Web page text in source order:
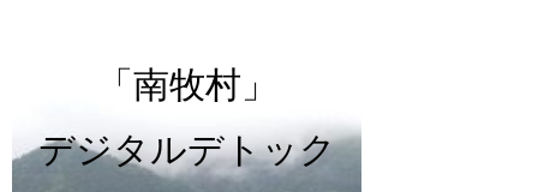
「南牧村」
デジタルデトック